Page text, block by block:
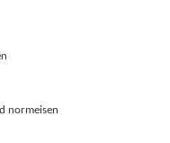
normeisen